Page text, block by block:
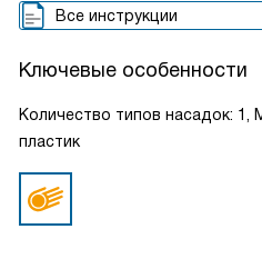
Все инструкции
Ключевые особенности
Количество типов насадок: 1,
пластик